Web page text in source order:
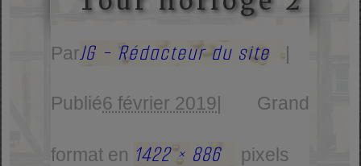
ParJG - Rédacteur du site
Publié6 février 2019 Grand
format en 1422 × 886 pixels